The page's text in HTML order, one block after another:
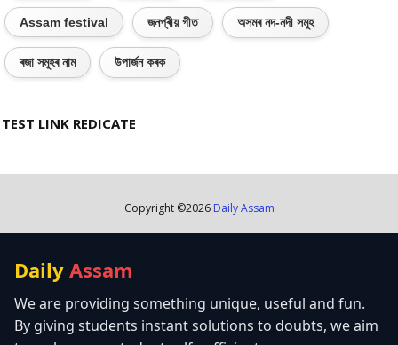
Assam festival জনপ্ৰীয় গীত অসমৰ নদ-নদী সমূহ
ৰজা সমূহৰ নাম উপাৰ্জন কৰক
TEST LINK REDICATE
Copyright ©2026 Daily Assam
Daily Assam
We are providing something unique, useful and fun.
By giving students instant solutions to doubts, we aim